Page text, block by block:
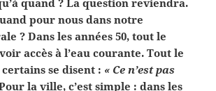
quand ? La question reviendra.
pour nous dans notre
? Dans les années 50, tout le
accès à l’eau courante. Tout le
se disent : « Ce n’est pas
la ville, c’est simple : dans les